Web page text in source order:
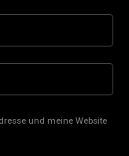
und meine Website